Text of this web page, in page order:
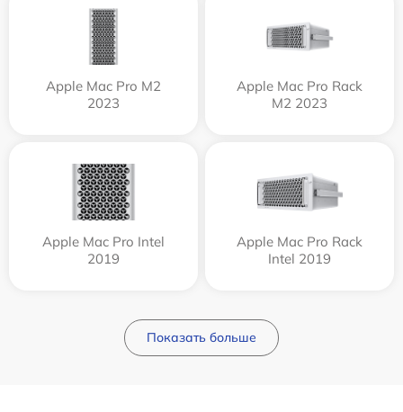
Apple Mac Pro M2
2023
Apple Mac Pro Rack
M2 2023
Apple Mac Pro Intel
2019
Apple Mac Pro Rack
Intel 2019
Показать больше